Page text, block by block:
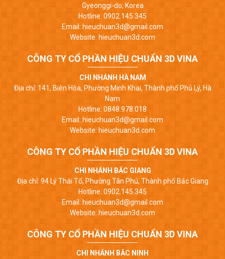
Gyeonggi-do, Korea
Hotline: 0902.145.345
Email: hieuchuan3d@gmail.com
Website: hieuchuan3d.com
CÔNG TY CỔ PHẦN HIỆU CHUẨN 3D VINA
CHI NHÁNH HÀ NAM
Địa chỉ: 141, Biên Hòa, Phường Minh Khai, Thành phố Phủ Lý, Hà
Nam
Hotline: 0848.978.018
Email: hieuchuan3d@gmail.com
Website: hieuchuan3d.com
CÔNG TY CỔ PHẦN HIỆU CHUẨN 3D VINA
CHI NHÁNH BẮC GIANG
Địa chỉ: 94 Lý Thái Tổ, Phường Tân Phú, Thành phố Bắc Giang
Hotline: 0902.145.345
Email: hieuchuan3d@gmail.com
Website: hieuchuan3d.com
CÔNG TY CỔ PHẦN HIỆU CHUẨN 3D VINA
CHI NHÁNH BẮC NINH